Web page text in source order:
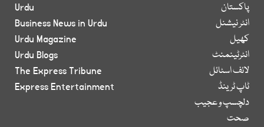
پاکستان
انٹر نیشنل
کھیل
انٹرٹینمنٹ
لائف اسٹائل
ٹاپ ٹرینڈ
دلچسپ و عجیب
صحت
Urdu
Business News in Urdu
Urdu Magazine
Urdu Blogs
The Express Tribune
Express Entertainment